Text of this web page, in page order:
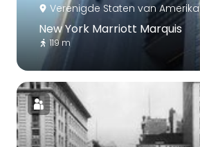
Verenigde Staten van Amerika
New York Marriott Marquis
119 m